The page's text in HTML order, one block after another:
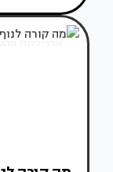
אדריכלות